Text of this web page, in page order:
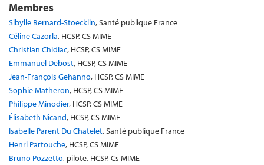
Membres
Sibylle Bernard-Stoecklin, Santé publique France
Céline Cazorla, HCSP, CS MIME
Christian Chidiac, HCSP, CS MIME
Emmanuel Debost, HCSP, CS MIME
Jean-François Gehanno, HCSP, CS MIME
Sophie Matheron, HCSP, CS MIME
Philippe Minodier, HCSP, CS MIME
Élisabeth Nicand, HCSP, CS MIME
Isabelle Parent Du Chatelet, Santé publique France
Henri Partouche, HCSP, CS MIME
Bruno Pozzetto, pilote, HCSP, Cs MIME